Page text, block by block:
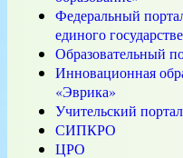
Федеральный
единого
Образовательный
Инновационная
«Эврика»
Учительский портал
СИПКРО
ЦРО